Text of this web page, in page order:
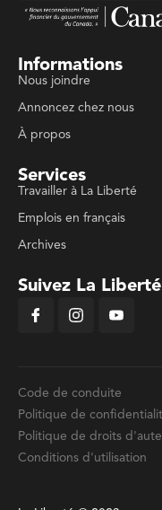
Informations
Nous joindre
Annoncez chez nous
À propos
Services
Travailler à La Liberté
Emplois en français
Archives
Suivez La Liberté
Code de conduite
Politique de
Politique de droits
Conditions d'utilisation